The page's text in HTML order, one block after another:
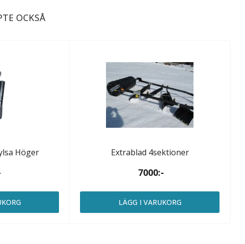
OCKSÅ
Höger Extrablad 4sektioner
7000:-
LÄGG I VARUKORG